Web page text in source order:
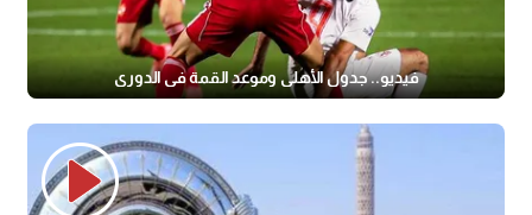
فيديو.. جدول الأهلي وموعد القمة في الدوري